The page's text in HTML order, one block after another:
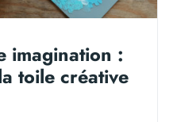
imagination :
toile créative